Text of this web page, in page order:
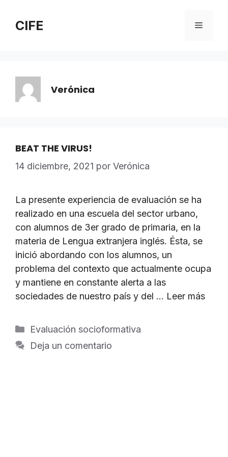
CIFE Menú
Verónica
BEAT THE VIRUS!
14 diciembre, 2021 por Verónica
La presente experiencia de evaluación se ha
realizado en una escuela del sector urbano,
con alumnos de 3er grado de primaria, en la
materia de Lengua extranjera inglés. Ésta, se
inició abordando con los alumnos, un
problema del contexto que actualmente ocupa
y mantiene en constante alerta a las
sociedades de nuestro país y del … Leer más
Categorías
Evaluación socioformativa
Deja un comentario